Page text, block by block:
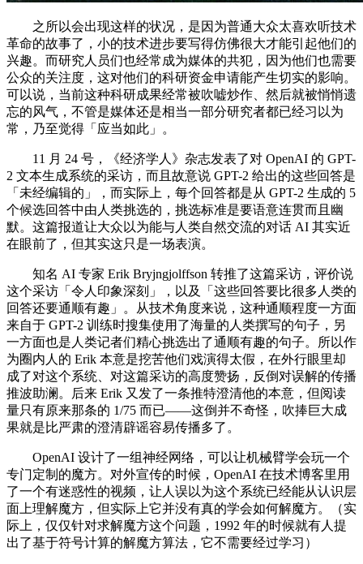
之所以会出现这样的状况，是因为普通大众太喜欢听技术
革命的故事了，小的技术进步要写得仿佛很大才能引起他们的
兴趣。而研究人员们也经常成为媒体的共犯，因为他们也需要
公众的关注度，这对他们的科研资金申请能产生切实的影响。
可以说，当前这种科研成果经常被吹嘘炒作、然后就被悄悄遗
忘的风气，不管是媒体还是相当一部分研究者都已经习以为
常，乃至觉得「应当如此」。
11 月 24 号，《经济学人》杂志发表了对 OpenAI 的 GPT-
2 文本生成系统的采访，而且故意说 GPT-2 给出的这些回答是
「未经编辑的」，而实际上，每个回答都是从 GPT-2 生成的 5
个候选回答中由人类挑选的，挑选标准是要语意连贯而且幽
默。这篇报道让大众以为能与人类自然交流的对话 AI 其实近
在眼前了，但其实这只是一场表演。
知名 AI 专家 Erik Bryjngjolffson 转推了这篇采访，评价说
这个采访「令人印象深刻」，以及「这些回答要比很多人类的
回答还要通顺有趣」。从技术角度来说，这种通顺程度一方面
来自于 GPT-2 训练时搜集使用了海量的人类撰写的句子，另
一方面也是人类记者们精心挑选出了通顺有趣的句子。所以作
为圈内人的 Erik 本意是挖苦他们戏演得太假，在外行眼里却
成了对这个系统、对这篇采访的高度赞扬，反倒对误解的传播
推波助澜。后来 Erik 又发了一条推特澄清他的本意，但阅读
量只有原来那条的 1/75 而已——这倒并不奇怪，吹捧巨大成
果就是比严肃的澄清辟谣容易传播多了。
OpenAI 设计了一组神经网络，可以让机械臂学会玩一个
专门定制的魔方。对外宣传的时候，OpenAI 在技术博客里用
了一个有迷惑性的视频，让人误以为这个系统已经能从认识层
面上理解魔方，但实际上它并没有真的学会如何解魔方。（实
际上，仅仅针对求解魔方这个问题，1992 年的时候就有人提
出了基于符号计算的解魔方算法，它不需要经过学习）